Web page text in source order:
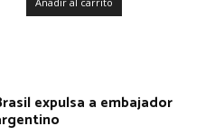
expulsa a embajador